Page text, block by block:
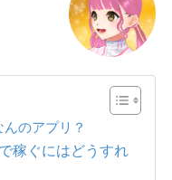
のアプリ？
稼ぐにはどうすれ